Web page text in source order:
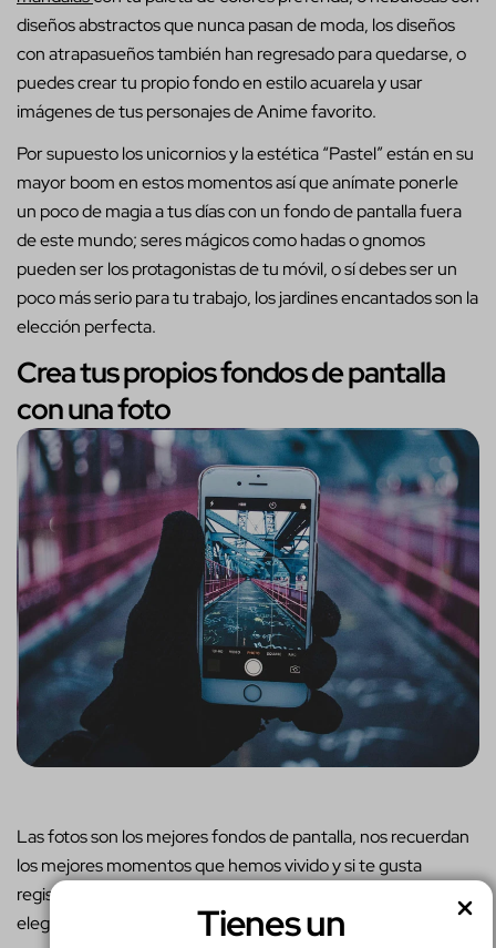
Tienes un
diseños abstractos que nunca pasan de moda, los diseños
con atrapasueños también han regresado para quedarse, o
puedes crear tu propio fondo en estilo acuarela y usar
imágenes de tus personajes de Anime favorito.
Por supuesto los unicornios y la estética “Pastel” están en su
mayor boom en estos momentos así que anímate ponerle
un poco de magia a tus días con un fondo de pantalla fuera
de este mundo; seres mágicos como hadas o gnomos
pueden ser los protagonistas de tu móvil, o sí debes ser un
poco más serio para tu trabajo, los jardines encantados son la
elección perfecta.
Crea tus propios fondos de pantalla
con una foto
Las fotos son los mejores fondos de pantalla, nos recuerdan
los mejores momentos que hemos vivido y si te gusta
registrar cada evento vas a tener miles de imágenes para
elegir.